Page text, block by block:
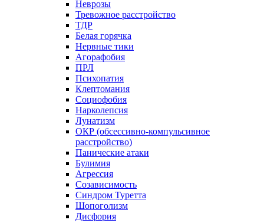
Неврозы
Тревожное расстройство
ТДР
Белая горячка
Нервные тики
Агорафобия
ПРЛ
Психопатия
Клептомания
Социофобия
Нарколепсия
Лунатизм
ОКР (обсессивно-компульсивное
расстройство)
Панические атаки
Булимия
Агрессия
Созависимость
Синдром Туретта
Шопоголизм
Дисфория